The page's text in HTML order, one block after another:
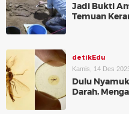
Jadi Bukti
Temuan
detikEdu
Kamis, 14 Des
Dulu
Darah,